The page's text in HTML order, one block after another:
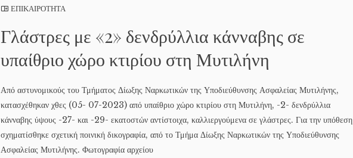
ΕΠΙΚΑΙΡΟΤΗΤΑ
Γλάστρες με «2» δενδρύλλια κάνναβης σε
υπαίθριο χώρο κτιρίου στη Μυτιλήνη
Από αστυνομικούς του Τμήματος Δίωξης Ναρκωτικών της Υποδιεύθυνσης Ασφαλείας Μυτιλήνης,
κατασχέθηκαν χθες (05- 07-2023) από υπαίθριο χώρο κτιρίου στη Μυτιλήνη, -2- δενδρύλλια
κάνναβης ύψους -27- και -29- εκατοστών αντίστοιχα, καλλιεργούμενα σε γλάστρες. Για την υπόθεση
σχηματίσθηκε σχετική ποινική δικογραφία, από το Τμήμα Δίωξης Ναρκωτικών της Υποδιεύθυνσης
Ασφαλείας Μυτιλήνης. Φωτογραφία αρχείου